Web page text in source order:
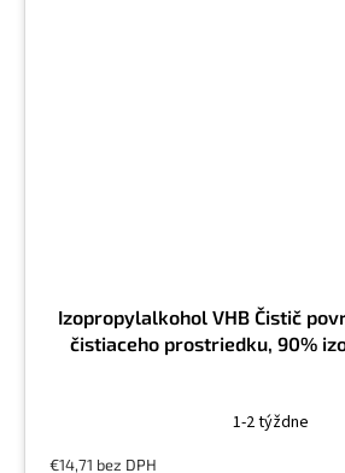
Izopropylalkohol VHB Čistič
čistiaceho prostriedku, 90%
1-2 týždne
€14,71 bez DPH